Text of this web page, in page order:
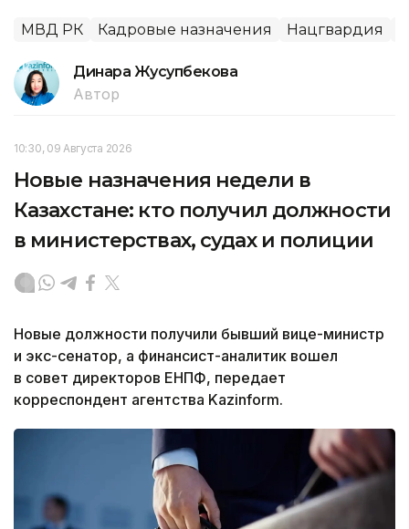
МВД РК Кадровые назначения Нацгвардия
Динара Жусупбекова
Автор
10:30, 09 Августа 2026
Новые назначения недели в
Казахстане: кто получил должности
в министерствах, судах и полиции
Новые должности получили бывший вице-министр
и экс-сенатор, а финансист-аналитик вошел
в совет директоров ЕНПФ, передает
корреспондент агентства Kazinform.